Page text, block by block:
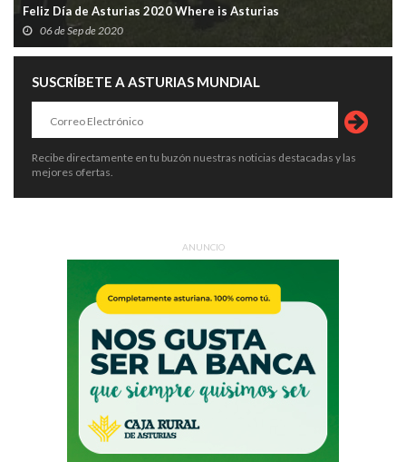
Feliz Día de Asturias 2020 Where is Asturias
06 de Sep de 2020
SUSCRÍBETE A ASTURIAS MUNDIAL
Recibe directamente en tu buzón nuestras noticias destacadas y las
mejores ofertas.
ANUNCIO